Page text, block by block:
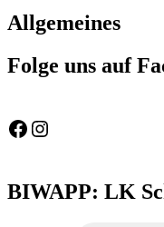
Allgemeines
Folge uns auf
Feuerwehr Gemeinde Wölpinghausen
BIWAPP: LK